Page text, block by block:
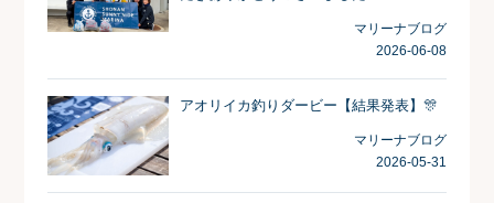
マリーナブログ
2026-06-08
アオリイカ釣りダービー【結果発表】🎊
マリーナブログ
2026-05-31